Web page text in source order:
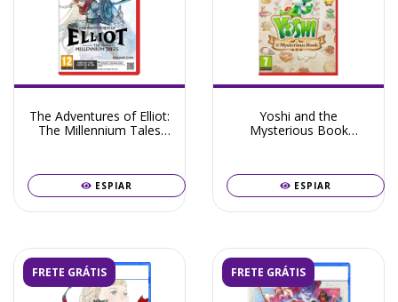
The Adventures of Elliot:
The Millennium Tales
ESPIAR
Yoshi and the
Mysterious Book
ESPIAR
FRETE GRÁTIS FRETE GRÁTIS